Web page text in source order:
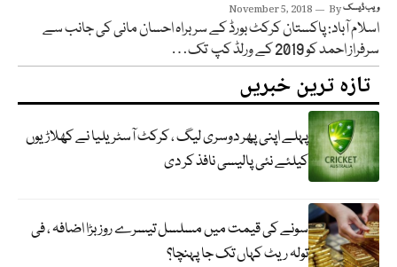
November 5, 2018 Byویب ڈیسک
اسلام آباد: پاکستان کرکٹ بورڈ کے سربراہ احسان مانی کی جانب سے
سرفراز احمد کو 2019 کے ورلڈ کپ تک…
تازہ ترین خبریں
پہلے اپنی پھر دوسری لیگ ، کرکٹ آسٹریلیا نے کھلاڑیوں
کیلئے نئی پالیسی نافذ کر دی
سونے کی قیمت میں مسلسل تیسرے روز بڑا اضافہ ، فی
تولہ ریٹ کہاں تک جا پہنچا؟